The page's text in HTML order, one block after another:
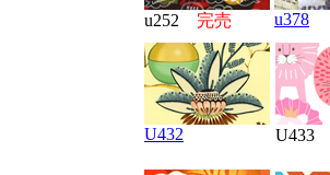
u252 完売 u378
U432 U433